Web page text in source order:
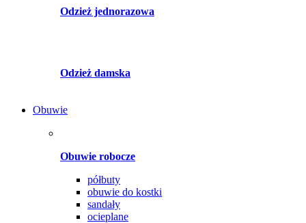
Odzież jednorazowa
Odzież damska
Obuwie
Obuwie robocze
półbuty
obuwie do kostki
sandały
ocieplane